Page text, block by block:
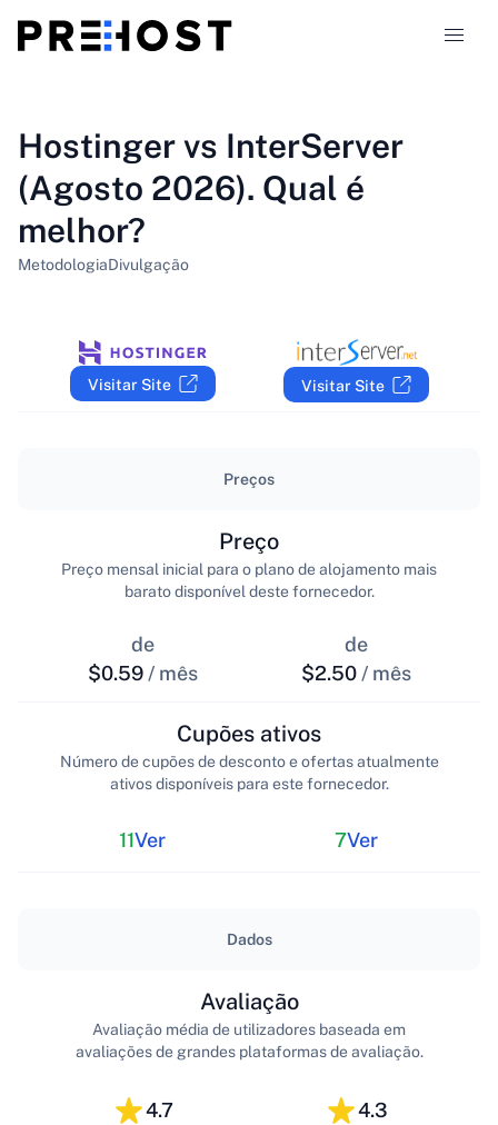
Comparações
PT-PT
Hostinger vs InterServer
(Agosto 2026). Qual é
melhor?
MetodologiaDivulgação
Visitar Site Visitar Site
Preços
de
$0.59 / mês
Preço
Preço mensal inicial para o plano de alojamento mais
barato disponível deste fornecedor.
de
$2.50 / mês
11Ver
Cupões ativos
Número de cupões de desconto e ofertas atualmente
ativos disponíveis para este fornecedor.
7Ver
Dados
4.7
Avaliação
Avaliação média de utilizadores baseada em
avaliações de grandes plataformas de avaliação.
4.3